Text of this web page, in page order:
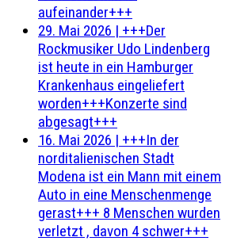
aufeinander+++
29. Mai 2026 | +++Der
Rockmusiker Udo Lindenberg
ist heute in ein Hamburger
Krankenhaus eingeliefert
worden+++Konzerte sind
abgesagt+++
16. Mai 2026 | +++In der
norditalienischen Stadt
Modena ist ein Mann mit einem
Auto in eine Menschenmenge
gerast+++ 8 Menschen wurden
verletzt , davon 4 schwer+++